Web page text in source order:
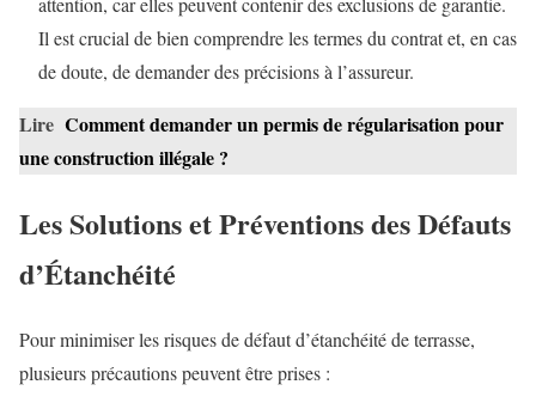
Il est crucial de bien comprendre les termes du contrat et, en cas
de doute, de demander des précisions à l’assureur.
Lire Comment demander un permis de régularisation pour
une construction illégale ?
Les Solutions et Préventions des Défauts
d’Étanchéité
Pour minimiser les risques de défaut d’étanchéité de terrasse,
plusieurs précautions peuvent être prises :